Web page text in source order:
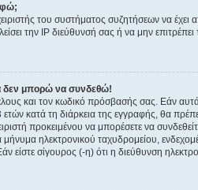
του συστήματος συζητήσεων να
την IP διεύθυνσή σας ή να μην
δεν μπορώ να συνδεθώ!
και τον κωδικό πρόσβασής σας. Εάν
ετών κατά τη διάρκεια της εγγραφής, θα
προκειμένου να μπορέσετε να
μήνυμα ηλεκτρονικού ταχυδρομείου,
είστε σίγουρος (-η) ότι η διεύθυνση